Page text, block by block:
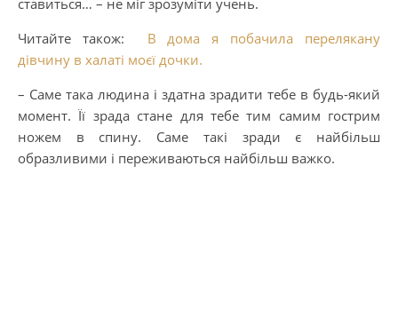
Читайте також:
В дома я побачила перелякану
дівчину в халаті моєї дочки.
– Саме така людина і здатна зрадити тебе в будь-який
момент. Її зрада стане для тебе тим самим гострим
ножем в спину. Саме такі зради є найбільш
образливими і переживаються найбільш важко.